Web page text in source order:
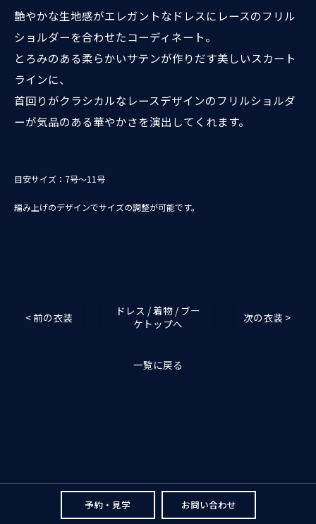
艶やかな生地感がエレガントなドレスにレースのフリル
ショルダーを合わせたコーディネート。
とろみのある柔らかいサテンが作りだす美しいスカート
ラインに、
首回りがクラシカルなレースデザインのフリルショルダ
ーが気品のある華やかさを演出してくれます。
目安サイズ：7号～11号
編み上げのデザインでサイズの調整が可能です。
< 前の衣装
ドレス / 着物 / ブー
ケトップへ
次の衣装 >
一覧に戻る
予約・見学 お問い合わせ